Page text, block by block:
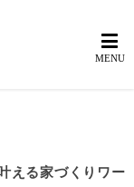
える家づくりワー